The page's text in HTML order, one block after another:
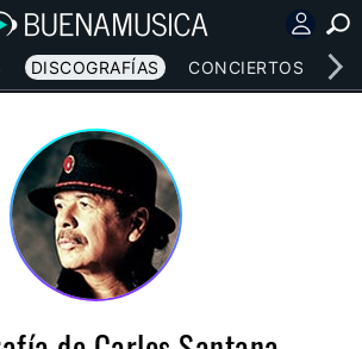
DISCOGRAFÍAS CONCIERTOS